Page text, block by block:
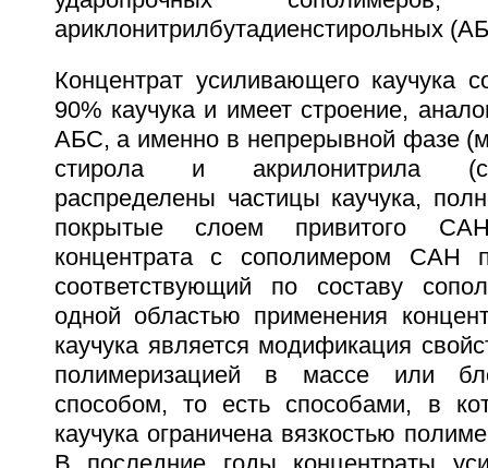
ариклонитрилбутадиенстирольных
Концентрат усиливающего каучука
90% каучука и имеет строение,
АБС, а именно в непрерывной фазе
стирола и акрилонитрила
распределены частицы каучука,
покрытые слоем привитого
концентрата с сополимером САН
соответствующий по составу
одной областью применения
каучука является модификация
полимеризацией в массе или
способом, то есть способами, в
каучука ограничена вязкостью